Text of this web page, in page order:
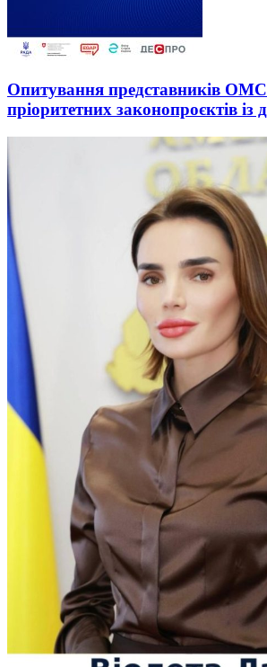
Опитування представників
пріоритетних законопроєктів із